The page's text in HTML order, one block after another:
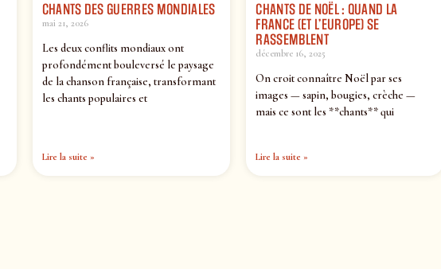
CHANTS DES GUERRES MONDIALES
mai 21, 2026
Les deux conflits mondiaux ont
profondément bouleversé le paysage
de la chanson française, transformant
les chants populaires et
Lire la suite »
CHANTS DE NOËL : QUAND LA
FRANCE (ET L’EUROPE) SE
RASSEMBLENT
décembre 16, 2025
On croit connaître Noël par ses
images — sapin, bougies, crèche —
mais ce sont les **chants** qui
Lire la suite »